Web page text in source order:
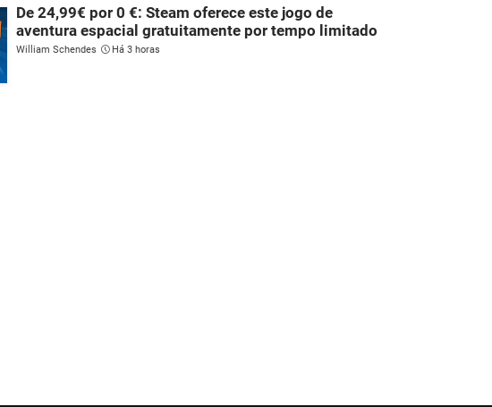
De 24,99€ por 0 €: Steam oferece este jogo de
aventura espacial gratuitamente por tempo limitado
William Schendes Há 3 horas